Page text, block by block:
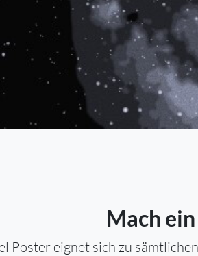
Mach
Poster eignet sich zu